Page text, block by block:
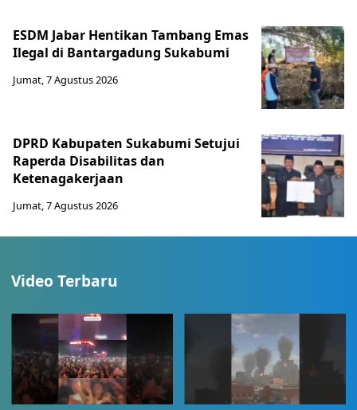
ESDM Jabar Hentikan Tambang Emas
Ilegal di Bantargadung Sukabumi
Jumat, 7 Agustus 2026
DPRD Kabupaten Sukabumi Setujui
Raperda Disabilitas dan
Ketenagakerjaan
Jumat, 7 Agustus 2026
Video Terbaru